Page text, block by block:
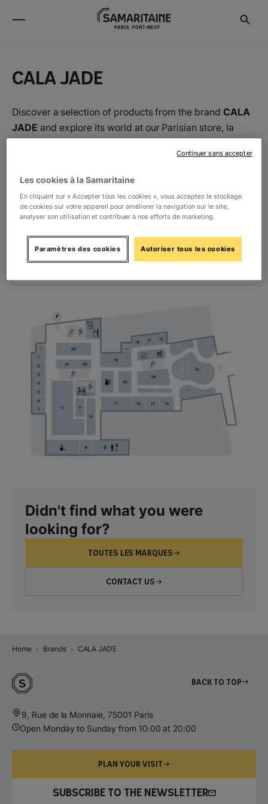
CALA JADE
Discover a selection of products from the brand CALA
JADE and explore its world at our Parisian store, la
Samaritaine.
Location
-1 La Boutique de Loulou
Didn't find what you were
looking for?
TOUTES LES MARQUES
CONTACT US
Home Brands CALA JADE
Back to top
9, Rue de la Monnaie, 75001 Paris
Open Monday to Sunday from 10:00 at 20:00
PLAN YOUR VISIT
SUBSCRIBE TO THE NEWSLETTER
Les cookies à la Samaritaine
En cliquant sur « Accepter tous les cookies », vous acceptez le stockage
de cookies sur votre appareil pour améliorer la navigation sur le site,
analyser son utilisation et contribuer à nos efforts de marketing.
Paramètres des cookies Autoriser tous les cookies
Continuer sans accepter